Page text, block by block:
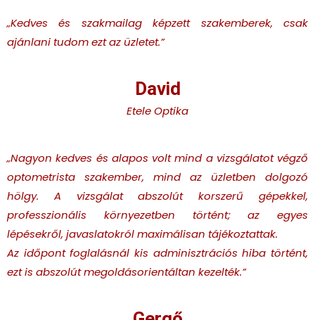
„Kedves és szakmailag képzett szakemberek, csak
ajánlani tudom ezt az üzletet.”
David
Etele Optika
„Nagyon kedves és alapos volt mind a vizsgálatot végző
optometrista szakember, mind az üzletben dolgozó
hölgy. A vizsgálat abszolút korszerű gépekkel,
professzionális környezetben történt; az egyes
lépésekről, javaslatokról maximálisan tájékoztattak.
Az időpont foglalásnál kis adminisztrációs hiba történt,
ezt is abszolút megoldásorientáltan kezelték.”